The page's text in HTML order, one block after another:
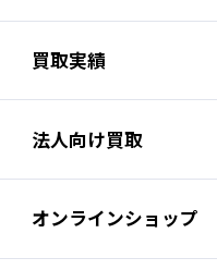
買取実績
法人向け買取
オンラインショップ